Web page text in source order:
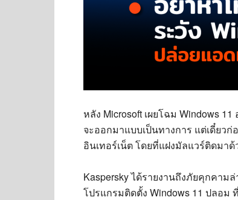
หลัง Microsoft เผยโฉม Windows
จะออกมาแบบเป็นทางการ แต่เดี๋ยว
อินเทอร์เน็ต โดยที่แฝงมัลแวร์ติดมาด้
Kaspersky ได้รายงานถึงภัยคุกคา
โปรแกรมติดตั้ง Windows 11 ปลอม